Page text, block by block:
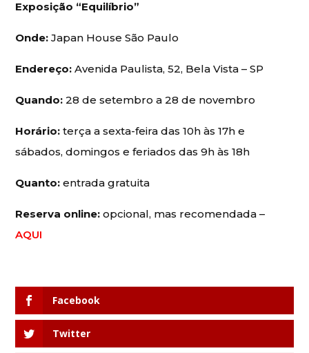
Exposição “Equilíbrio”
Onde: Japan House São Paulo
Endereço: Avenida Paulista, 52, Bela Vista – SP
Quando: 28 de setembro a 28 de novembro
Horário:terça a sexta-feira das 10h às 17h e
sábados, domingos e feriados das 9h às 18h
Quanto: entrada gratuita
Reserva online: opcional, mas recomendada –
AQUI
Facebook
Twitter